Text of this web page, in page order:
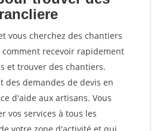
vous cherchez des chantiers
comment recevoir rapidement
et trouver des chantiers.
des demandes de devis en
d'aide aux artisans. Vous
vos services à tous les